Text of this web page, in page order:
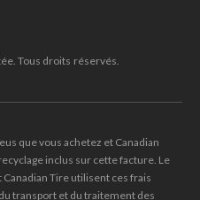
Tous droits réservés.
que vous achetez et Canadian
inclus sur cette facture. Le
Tire utilisent ces frais
transport et du traitement des